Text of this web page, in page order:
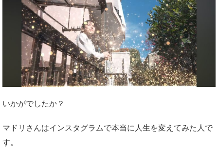
いかがでしたか？
マドリさんはインスタグラムで本当に人生を変えてみた人で
す。